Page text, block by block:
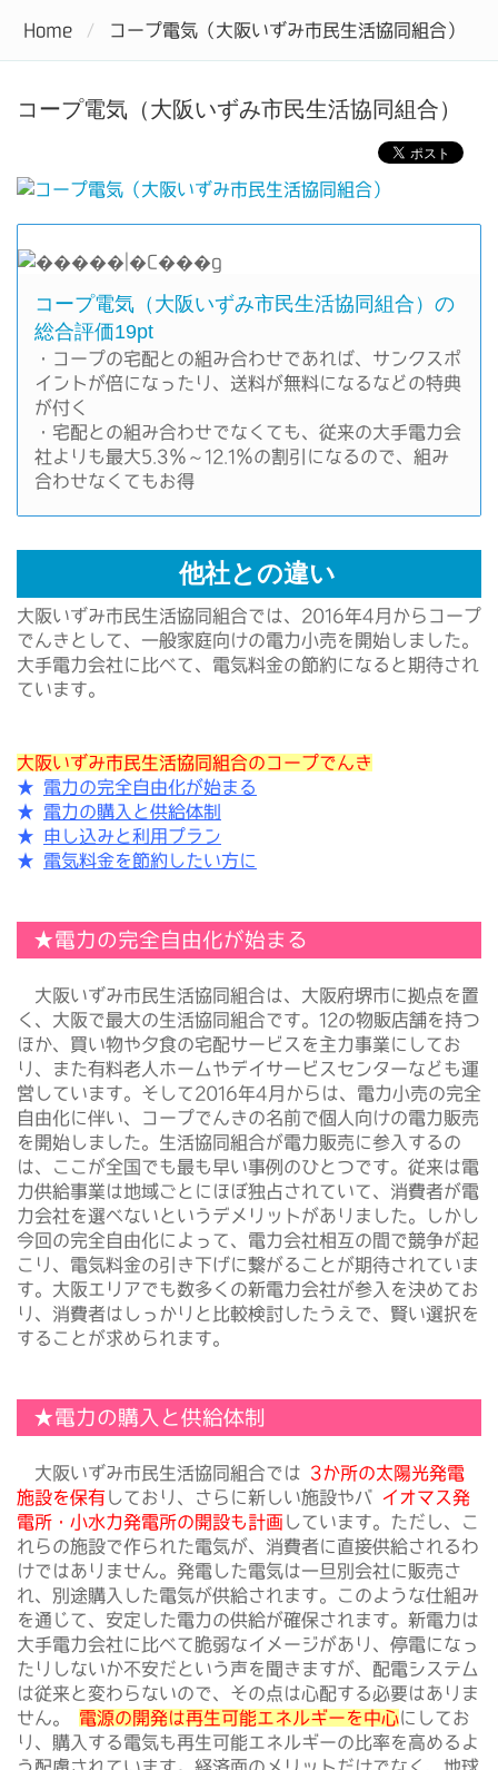
電力自由化で電気料金をお得にするなら電力会社を比較しよう
Home コープ電気（大阪いずみ市民生活協同組合）
コープ電気（大阪いずみ市民生活協同組合）
コープ電気（大阪いずみ市民生活協同組合）の
総合評価19pt
・コープの宅配との組み合わせであれば、サンクスポ
イントが倍になったり、送料が無料になるなどの特典
が付く
・宅配との組み合わせでなくても、従来の大手電力会
社よりも最大5.3％～12.1％の割引になるので、組み
合わせなくてもお得
他社との違い
大阪いずみ市民生活協同組合では、2016年4月からコープ
でんきとして、一般家庭向けの電力小売を開始しました。
大手電力会社に比べて、電気料金の節約になると期待され
ています。
大阪いずみ市民生活協同組合のコープでんき
★ 電力の完全自由化が始まる
★ 電力の購入と供給体制
★ 申し込みと利用プラン
★ 電気料金を節約したい方に
★電力の完全自由化が始まる
大阪いずみ市民生活協同組合は、大阪府堺市に拠点を置
く、大阪で最大の生活協同組合です。12の物販店舗を持つ
ほか、買い物や夕食の宅配サービスを主力事業にしてお
り、また有料老人ホームやデイサービスセンターなども運
営しています。そして2016年4月からは、電力小売の完全
自由化に伴い、コープでんきの名前で個人向けの電力販売
を開始しました。生活協同組合が電力販売に参入するの
は、ここが全国でも最も早い事例のひとつです。従来は電
力供給事業は地域ごとにほぼ独占されていて、消費者が電
力会社を選べないというデメリットがありました。しかし
今回の完全自由化によって、電力会社相互の間で競争が起
こり、電気料金の引き下げに繋がることが期待されていま
す。大阪エリアでも数多くの新電力会社が参入を決めてお
り、消費者はしっかりと比較検討したうえで、賢い選択を
することが求められます。
★電力の購入と供給体制
大阪いずみ市民生活協同組合では 3か所の太陽光発電
施設を保有 しており、さらに新しい施設やバ
イオマス発
電所・小水力発電所の開設も計画 しています。ただし、こ
れらの施設で作られた電気が、消費者に直接供給されるわ
けではありません。発電した電気は一旦別会社に販売さ
れ、別途購入した電気が供給されます。このような仕組み
を通じて、安定した電力の供給が確保されます。新電力は
大手電力会社に比べて脆弱なイメージがあり、停電になっ
たりしないか不安だという声を聞きますが、配電システム
は従来と変わらないので、その点は心配する必要はありま
せん。 電源の開発は再生可能エネルギーを中心にしてお
り、購入する電気も再生可能エネルギーの比率を高めるよ